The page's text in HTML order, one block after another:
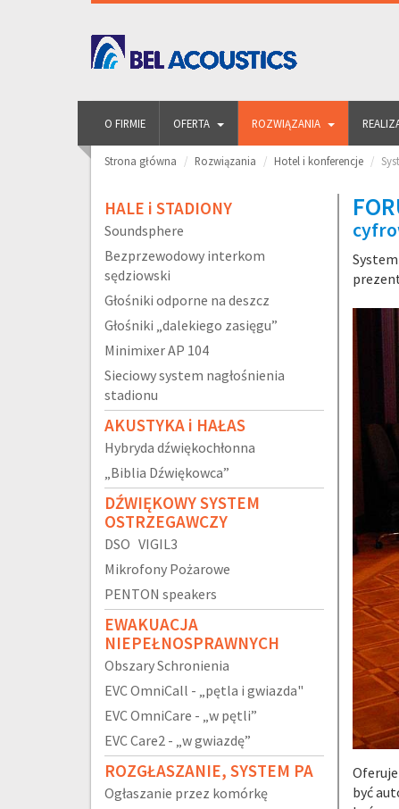
O FIRMIE OFERTA ROZWIĄZANIA
Strona główna Rozwiązania Hotel i konferencje
HALE i STADIONY
Soundsphere
Bezprzewodowy interkom
sędziowski
Głośniki odporne na deszcz
Głośniki „dalekiego zasięgu”
Minimixer AP 104
Sieciowy system nagłośnienia
stadionu
AKUSTYKA i HAŁAS
Hybryda dźwiękochłonna
„Biblia Dźwiękowca”
DŹWIĘKOWY SYSTEM
OSTRZEGAWCZY
DSO VIGIL3
Mikrofony Pożarowe
PENTON speakers
EWAKUACJA
NIEPEŁNOSPRAWNYCH
Obszary Schronienia
EVC OmniCall - „pętla i gwiazda"
EVC OmniCare - „w pętli”
EVC Care2 - „w gwiazdę”
ROZGŁASZANIE, SYSTEM PA
Ogłaszanie przez komórkę
być